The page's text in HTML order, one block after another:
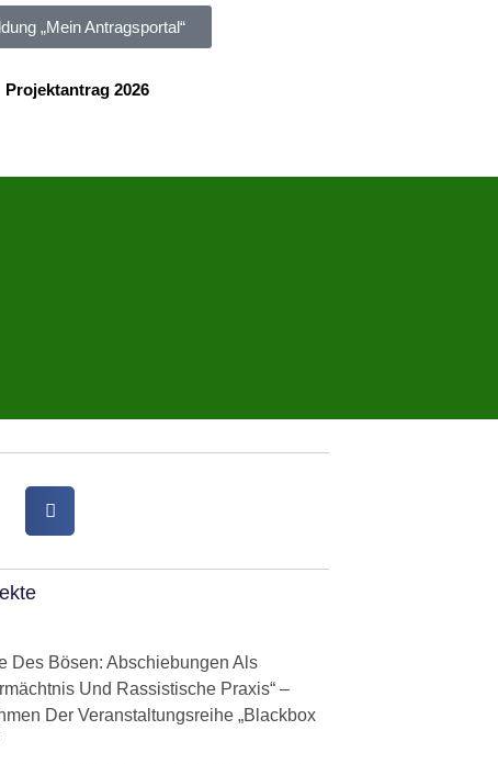
„Mein Antragsportal“
Projektantrag 2026
Des Bösen: Abschiebungen Als
Und Rassistische Praxis“ –
Der Veranstaltungsreihe „Blackbox